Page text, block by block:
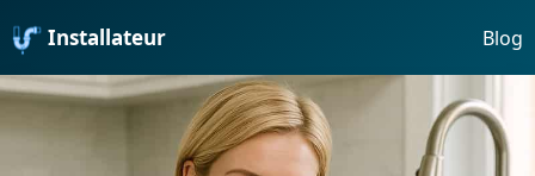
Installateur Blog